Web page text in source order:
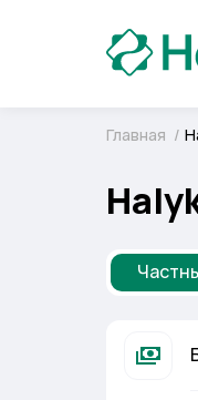
Главная /